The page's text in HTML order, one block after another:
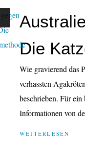
Die
Wie gravierend das
verhassten
beschrieben. Für
Informationen von
WEITERLESEN